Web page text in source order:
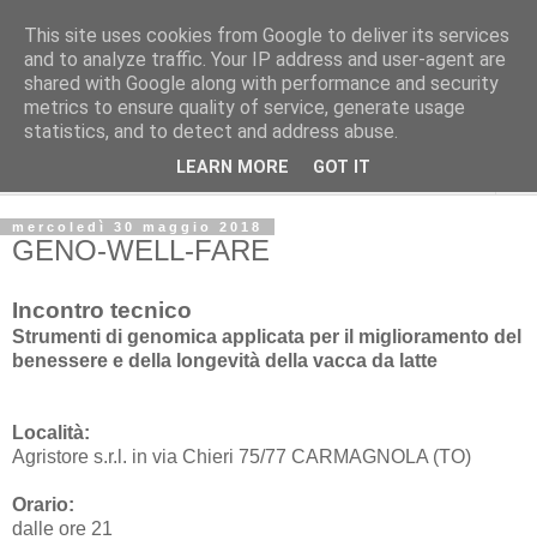
Studio Tecnico Fitoiatrico
Consulenza in agricoltura ecosostenibile
mercoledì 30 maggio 2018
GENO-WELL-FARE
Incontro tecnico
Strumenti di genomica applicata per il miglioramento del
benessere e della longevità della vacca da latte
Località:
Agristore s.r.l. in via Chieri 75/77 CARMAGNOLA (TO)
Orario:
dalle ore 21
This site uses cookies from Google to deliver its services
and to analyze traffic. Your IP address and user-agent are
shared with Google along with performance and security
metrics to ensure quality of service, generate usage
statistics, and to detect and address abuse.
LEARN MORE GOT IT